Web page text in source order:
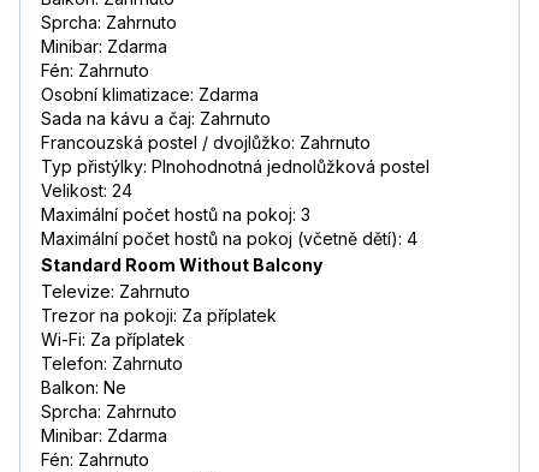
Sprcha: Zahrnuto
Minibar: Zdarma
Fén: Zahrnuto
Osobní klimatizace: Zdarma
Sada na kávu a čaj: Zahrnuto
Francouzská postel / dvojlůžko: Zahrnuto
Typ přistýlky: Plnohodnotná jednolůžková postel
Velikost: 24
Maximální počet hostů na pokoj: 3
Maximální počet hostů na pokoj (včetně dětí): 4
Standard Room Without Balcony
Televize: Zahrnuto
Trezor na pokoji: Za příplatek
Wi-Fi: Za příplatek
Telefon: Zahrnuto
Balkon: Ne
Sprcha: Zahrnuto
Minibar: Zdarma
Fén: Zahrnuto